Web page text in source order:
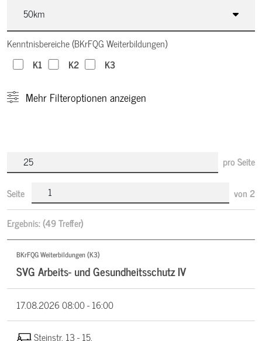
Kenntnisbereiche (BKrFQG Weiterbildungen)
K1
K2 K3
Mehr Filteroptionen anzeigen
pro Seite
Seite von2
Ergebnis:(49 Treffer)
BKrFQG Weiterbildungen (K3)
SVG Arbeits- und Gesundheitsschutz IV
17.08.202608:00 - 16:00
Steinstr. 13 - 15,